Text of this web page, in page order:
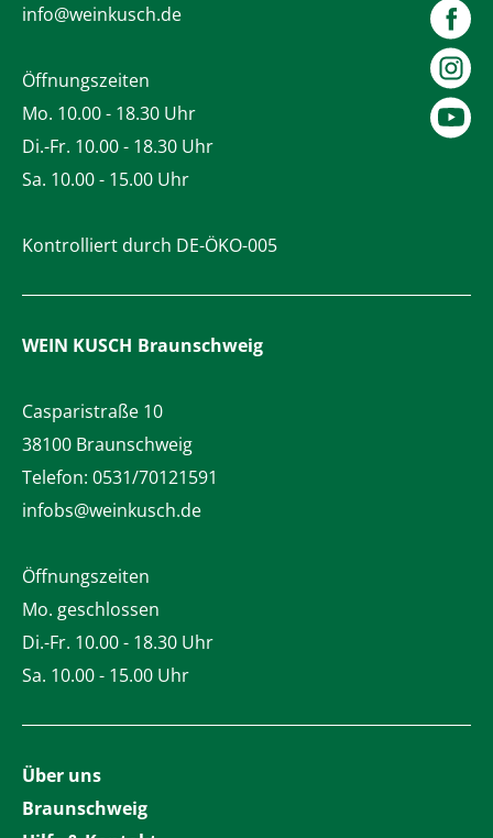
info@weinkusch.de
Öffnungszeiten
Mo. 10.00 - 18.30 Uhr
Di.-Fr. 10.00 - 18.30 Uhr
Sa. 10.00 - 15.00 Uhr
Kontrolliert durch DE-ÖKO-005
WEIN KUSCH Braunschweig
Casparistraße 10
38100 Braunschweig
Telefon: 0531/70121591
infobs@weinkusch.de
Öffnungszeiten
Mo. geschlossen
Di.-Fr. 10.00 - 18.30 Uhr
Sa. 10.00 - 15.00 Uhr
Über uns
Braunschweig